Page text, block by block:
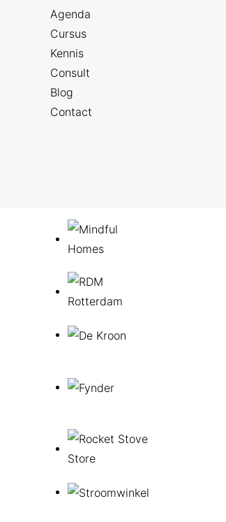
Agenda
Cursus
Kennis
Consult
Blog
Contact